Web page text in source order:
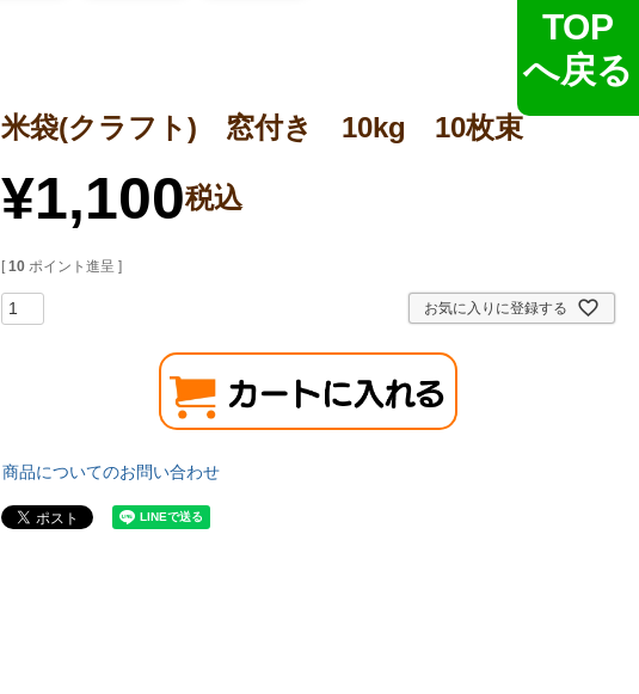
TOP
へ戻る
米袋(クラフト) 窓付き 10kg 10枚束
¥1,100税込
[ 10 ポイント進呈 ]
お気に入りに登録する
商品についてのお問い合わせ